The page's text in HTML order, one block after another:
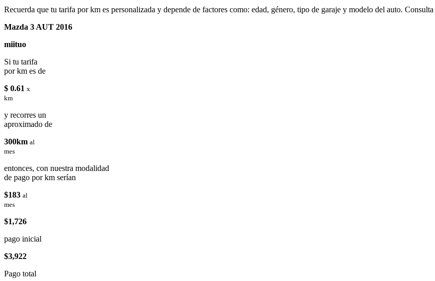
Recuerda que tu tarifa por km es personalizada y depende de factores como: edad, género, tipo de garaje y modelo del auto.
Mazda 3 AUT 2016
miituo
Si tu tarifa
por km es de
$ 0.61 x
km
y recorres un
aproximado de
300km al
mes
entonces, con nuestra modalidad
de pago por km serían
$183 al
mes
$1,726
pago inicial
$3,922
Pago total